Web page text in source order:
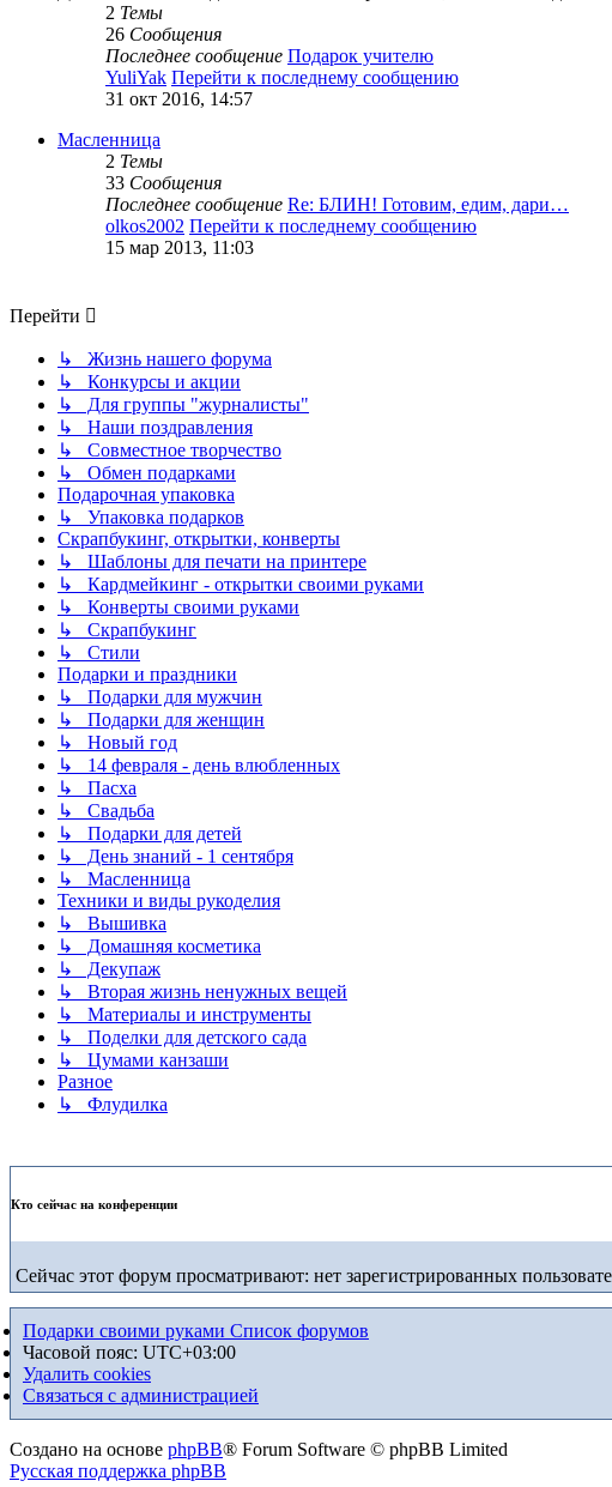
2 Темы
26 Сообщения
Последнее сообщение Подарок учителю
YuliYak Перейти к последнему сообщению
31 окт 2016, 14:57
Масленница
2 Темы
33 Сообщения
Последнее сообщение Re: БЛИН! Готовим, едим, дари…
olkos2002 Перейти к последнему сообщению
15 мар 2013, 11:03
Перейти
↳ Жизнь нашего форума
↳ Конкурсы и акции
↳ Для группы "журналисты"
↳ Наши поздравления
↳ Совместное творчество
↳ Обмен подарками
Подарочная упаковка
↳ Упаковка подарков
Скрапбукинг, открытки, конверты
↳ Шаблоны для печати на принтере
↳ Кардмейкинг - открытки своими руками
↳ Конверты своими руками
↳ Скрапбукинг
↳ Стили
Подарки и праздники
↳ Подарки для мужчин
↳ Подарки для женщин
↳ Новый год
↳ 14 февраля - день влюбленных
↳ Пасха
↳ Свадьба
↳ Подарки для детей
↳ День знаний - 1 сентября
↳ Масленница
Техники и виды рукоделия
↳ Вышивка
↳ Домашняя косметика
↳ Декупаж
↳ Вторая жизнь ненужных вещей
↳ Материалы и инструменты
↳ Поделки для детского сада
↳ Цумами канзаши
Разное
↳ Флудилка
Кто сейчас на конференции
Сейчас этот форум просматривают: нет зарегистрированных
Подарки своими руками Список форумов
Часовой пояс: UTC+03:00
Удалить cookies
Связаться с администрацией
Создано на основе phpBB® Forum Software © phpBB Limited
Русская поддержка phpBB